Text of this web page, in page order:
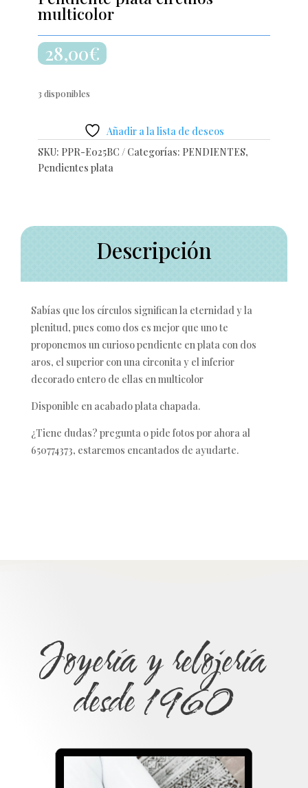
multicolor
28,00€
3 disponibles
Añadir a la lista de deseos
SKU: PPR-E025BC Categorías: PENDIENTES,
Pendientes plata
Descripción
Sabías que los círculos significan la eternidad y la
plenitud, pues como dos es mejor que uno te
proponemos un curioso pendiente en plata con dos
aros, el superior con una circonita y el inferior
decorado entero de ellas en multicolor
Disponible en acabado plata chapada.
¿Tiene dudas? pregunta o pide fotos por ahora al
650774373, estaremos encantados de ayudarte.
Joyería y relojería
desde 1960